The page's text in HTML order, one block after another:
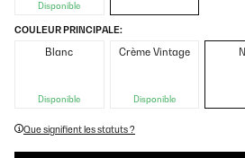
Disponible
COULEUR PRINCIPALE:
Blanc
Disponible
Crème Vintage
Disponible
Que signifient les statuts ?